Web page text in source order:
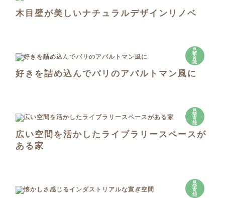
木目壁が美しいナチュラルデザインリノベ
見
学
可
能
好きを詰め込んでパリのアパルトマン風に
見
学
可
能
広い空間を活かしたライブラリースペースが
ある家
見
学
可
能